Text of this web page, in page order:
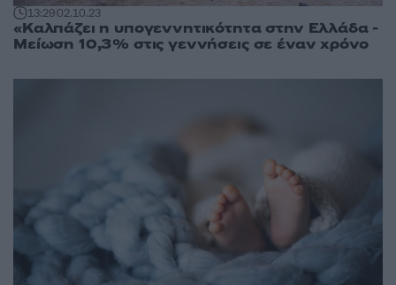
13:2902.10.23
«Καλπάζει η υπογεννητικότητα στην Ελλάδα -
Μείωση 10,3% στις γεννήσεις σε έναν χρόνο